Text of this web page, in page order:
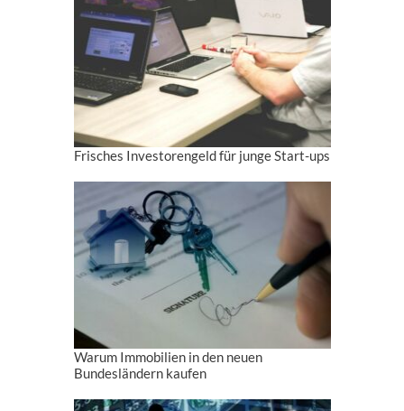
Frisches Investorengeld für junge Start-ups
Warum Immobilien in den neuen
Bundesländern kaufen